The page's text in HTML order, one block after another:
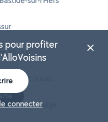
Michel
et-Junac
sur-Ariège
pour profiter
connecter